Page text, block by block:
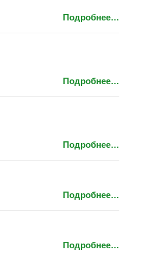
Подробнее…
Подробнее…
Подробнее…
Подробнее…
Подробнее…